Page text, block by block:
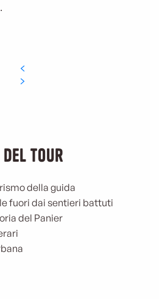
tour
della guida
fuori dai sentieri battuti
del Panier